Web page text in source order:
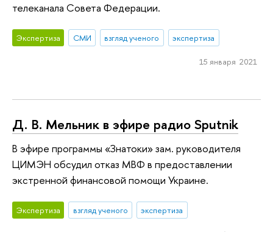
телеканала Совета Федерации.
Экспертиза СМИ взгляд ученого экспертиза
15 января 2021
Д. В. Мельник в эфире радио Sputnik
В эфире программы «Знатоки» зам. руководителя
ЦИМЭН обсудил отказ МВФ в предоставлении
экстренной финансовой помощи Украине.
Экспертиза взгляд ученого экспертиза